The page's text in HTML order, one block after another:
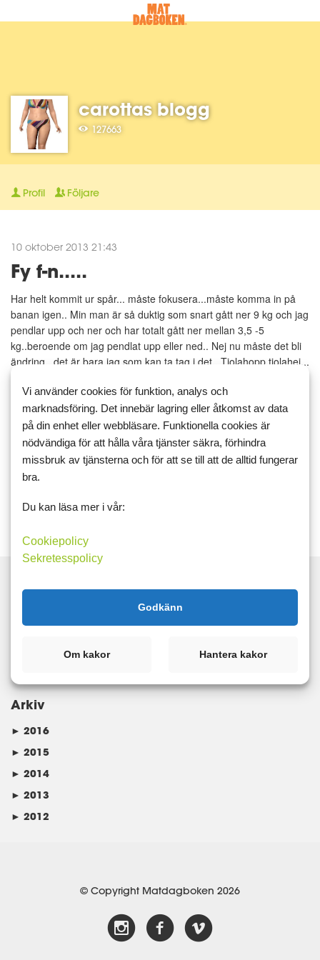
carottas blogg
127663
Profil Följare
10 oktober 2013 21:43
Fy f-n.....
Har helt kommit ur spår... måste fokusera...måste komma in på
banan igen.. Min man är så duktig som snart gått ner 9 kg och jag
pendlar upp och ner och har totalt gått ner mellan 3,5 -5
kg..beroende om jag pendlat upp eller ned.. Nej nu måste det bli
ändring.. det är bara jag som kan ta tag i det.. Tjolahopp tjolahej...
Kommentarer
Ingen har kommenterat detta inlägget.
Matdagboken
Kategorier
Arkiv
► 2016
► 2015
► 2014
► 2013
► 2012
© Copyright Matdagboken 2026
Vi använder cookies för funktion, analys och
marknadsföring. Det innebär lagring eller åtkomst av data
på din enhet eller webbläsare. Funktionella cookies är
nödvändiga för att hålla våra tjänster säkra, förhindra
missbruk av tjänsterna och för att se till att de alltid fungerar
bra.
Du kan läsa mer i vår:
Cookiepolicy
Sekretesspolicy
Godkänn
Om kakor Hantera kakor